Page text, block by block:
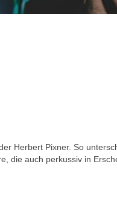
Herbert Pixner. So
die auch perkussiv in